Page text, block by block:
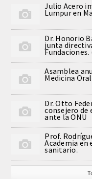
Número
Honor
Correspondientes
Correspondientes
ACTIVIDADES
Actividades
Videoteca
Julio Acero
Lumpur en
Dr. Honorio
junta
Fundaciones.
Asamblea
Medicina Oral
Dr. Otto
consejero de
ante la ONU
Prof.
Academia
sanitario.